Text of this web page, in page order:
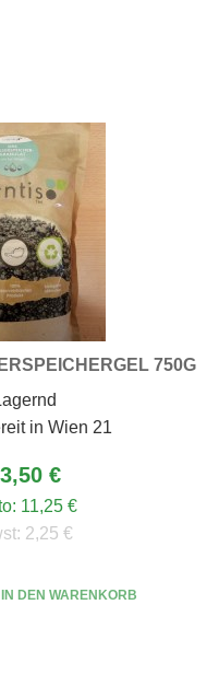
750G
in Wien 21
€
11,25 €
2,25 €
IN DEN WARENKORB